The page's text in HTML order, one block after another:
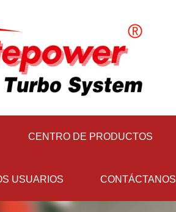
CENTRO DE PRODUCTOS
USUARIOS CONTÁCTANOS